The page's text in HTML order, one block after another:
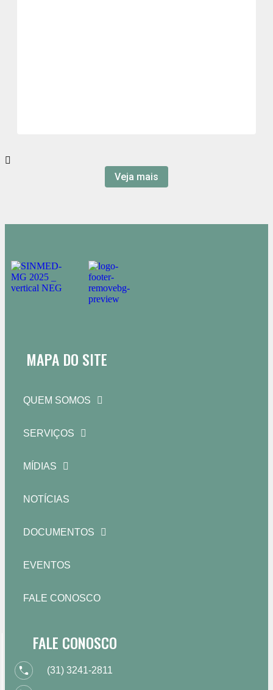
Veja mais
MAPA DO SITE
QUEM SOMOS
SERVIÇOS
MÍDIAS
NOTÍCIAS
DOCUMENTOS
EVENTOS
FALE CONOSCO
FALE CONOSCO
(31) 3241-2811